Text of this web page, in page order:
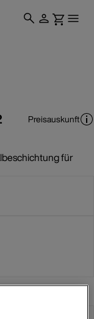
Preisauskunft
für